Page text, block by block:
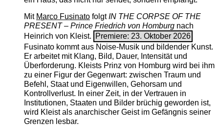
Mit Marco FusinatofolgtIN THE CORPSE OF THE
PRESENT – Prince Friedrich von Homburgnach
Heinrich von Kleist.
Premiere: 23. Oktober 2026
Fusinato kommt aus Noise-Musik und bildender Kunst.
Er arbeitet mit Klang, Bild, Dauer, Intensität und
Überforderung. Kleists Prinz von Homburg wird bei ihm
zu einer Figur der Gegenwart: zwischen Traum und
Befehl, Staat und Eigenwillen, Gehorsam und
Kontrollverlust. In einer Zeit, in der Vertrauen in
Institutionen, Staaten und Bilder brüchig geworden ist,
wird Kleist als anarchischer Geist im Gefängnis seiner
Grenzen lesbar.